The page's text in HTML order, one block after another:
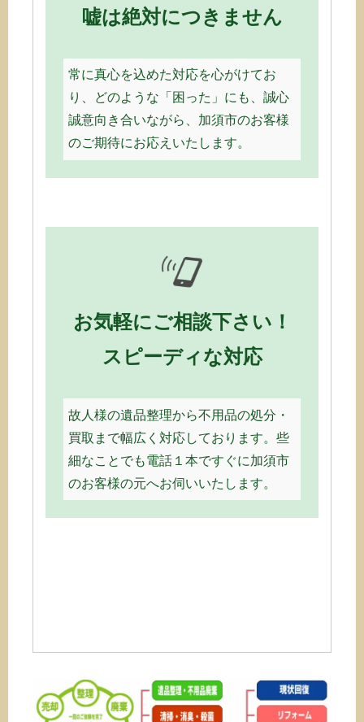
嘘は絶対につきません
常に真心を込めた対応を心がけてお
り、どのような「困った」にも、誠心
誠意向き合いながら、加須市のお客様
のご期待にお応えいたします。
お気軽にご相談下さい！
スピーディな対応
故人様の遺品整理から不用品の処分・
買取まで幅広く対応しております。些
細なことでも電話１本ですぐに加須市
のお客様の元へお伺いいたします。